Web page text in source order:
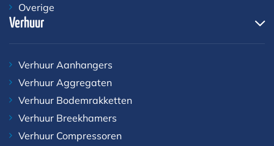
Overige
Verhuur
Verhuur Aanhangers
Verhuur Aggregaten
Verhuur Bodemrakketten
Verhuur Breekhamers
Verhuur Compressoren